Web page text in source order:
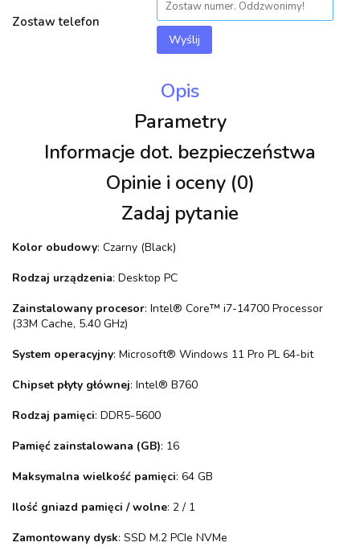
Zostaw telefon
Wyślij
Opis
Parametry
Informacje dot. bezpieczeństwa
Opinie i oceny (0)
Zadaj pytanie
Kolor obudowy: Czarny (Black)
Rodzaj urządzenia: Desktop PC
Zainstalowany procesor: Intel® Core™ i7-14700 Processor
(33M Cache, 5.40 GHz)
System operacyjny: Microsoft® Windows 11 Pro PL 64-bit
Chipset płyty głównej: Intel® B760
Rodzaj pamięci: DDR5-5600
Pamięć zainstalowana (GB): 16
Maksymalna wielkość pamięci: 64 GB
Ilość gniazd pamięci / wolne: 2 / 1
Zamontowany dysk: SSD M.2 PCIe NVMe